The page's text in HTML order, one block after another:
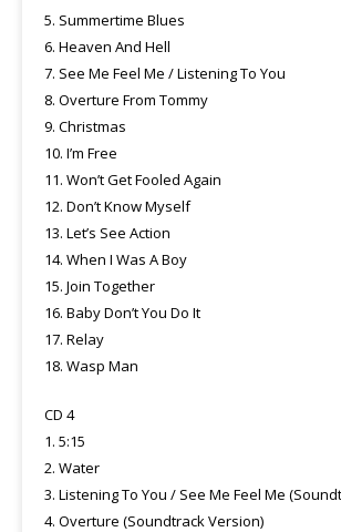
5. Summertime Blues
6. Heaven And Hell
7. See Me Feel Me / Listening To You
8. Overture From Tommy
9. Christmas
10. I’m Free
11. Won’t Get Fooled Again
12. Don’t Know Myself
13. Let’s See Action
14. When I Was A Boy
15. Join Together
16. Baby Don’t You Do It
17. Relay
18. Wasp Man
CD 4
1. 5:15
2. Water
3. Listening To You / See Me Feel Me
4. Overture (Soundtrack Version)